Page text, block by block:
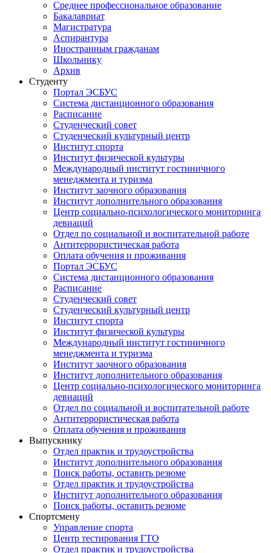
Среднее профессиональное образование
Бакалавриат
Магистратура
Аспирантура
Иностранным гражданам
Школьнику
Архив
Студенту
Портал ЭСБУС
Система дистанционного образования
Расписание
Студенческий совет
Студенческий культурный центр
Институт спорта
Институт физической культуры
Международный институт гостиничного
менеджмента и туризма
Институт заочного образования
Институт дополнительного образования
Центр социально-психологического мониторинга
девиаций
Отдел по социальной и воспитательной работе
Антитеррористическая работа
Оплата обучения и проживания
Портал ЭСБУС
Система дистанционного образования
Расписание
Студенческий совет
Студенческий культурный центр
Институт спорта
Институт физической культуры
Международный институт гостиничного
менеджмента и туризма
Институт заочного образования
Институт дополнительного образования
Центр социально-психологического мониторинга
девиаций
Отдел по социальной и воспитательной работе
Антитеррористическая работа
Оплата обучения и проживания
Выпускнику
Отдел практик и трудоустройства
Институт дополнительного образования
Поиск работы, оставить резюме
Отдел практик и трудоустройства
Институт дополнительного образования
Поиск работы, оставить резюме
Спортсмену
Управление спорта
Центр тестирования ГТО
Отдел практик и трудоустройства